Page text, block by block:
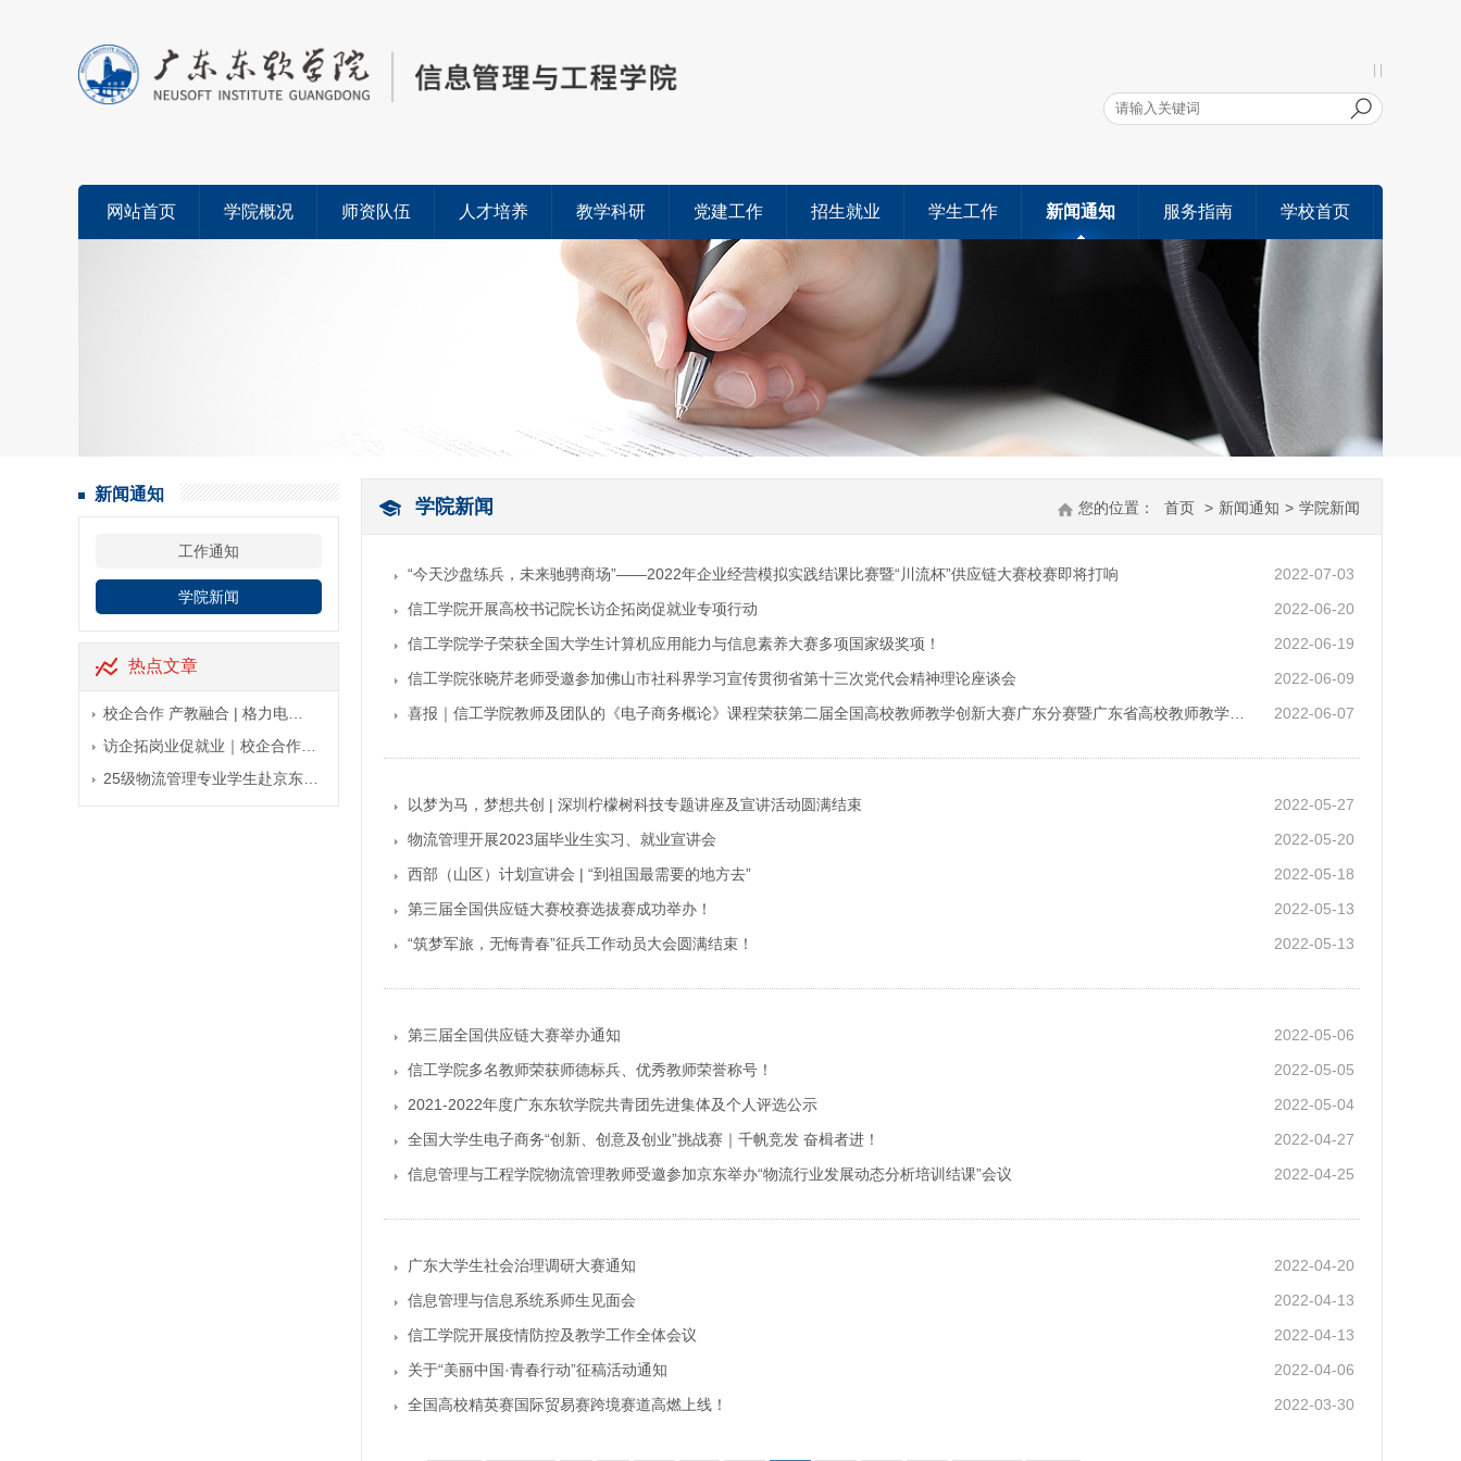
网站首页 学院概况 师资队伍 人才培养 教学科研 党建工作 招生就业 学生工作 新闻通知 服务指南 学校首页
新闻通知
工作通知
学院新闻
热点文章
校企合作 产教融合 | 格力电…
访企拓岗业促就业｜校企合作…
25级物流管理专业学生赴京东…
您的位置： 首页 > 新闻通知 > 学院新闻
学院新闻
2022-07-03
“今天沙盘练兵，未来驰骋商场”——2022年企业经营模拟实践结课比赛暨“川流杯”供应链大赛校赛即将打响
2022-06-20
信工学院开展高校书记院长访企拓岗促就业专项行动
2022-06-19
信工学院学子荣获全国大学生计算机应用能力与信息素养大赛多项国家级奖项！
2022-06-09
信工学院张晓芹老师受邀参加佛山市社科界学习宣传贯彻省第十三次党代会精神理论座谈会
2022-06-07
喜报｜信工学院教师及团队的《电子商务概论》课程荣获第二届全国高校教师教学创新大赛广东分赛暨广东省高校教师教学…
2022-05-27
以梦为马，梦想共创 | 深圳柠檬树科技专题讲座及宣讲活动圆满结束
2022-05-20
物流管理开展2023届毕业生实习、就业宣讲会
2022-05-18
西部（山区）计划宣讲会 | “到祖国最需要的地方去”
2022-05-13
第三届全国供应链大赛校赛选拔赛成功举办！
2022-05-13
“筑梦军旅，无悔青春”征兵工作动员大会圆满结束！
2022-05-06
第三届全国供应链大赛举办通知
2022-05-05
信工学院多名教师荣获师德标兵、优秀教师荣誉称号！
2022-05-04
2021-2022年度广东东软学院共青团先进集体及个人评选公示
2022-04-27
全国大学生电子商务“创新、创意及创业”挑战赛｜千帆竞发 奋楫者进！
2022-04-25
信息管理与工程学院物流管理教师受邀参加京东举办“物流行业发展动态分析培训结课”会议
2022-04-20
广东大学生社会治理调研大赛通知
2022-04-13
信息管理与信息系统系师生见面会
2022-04-13
信工学院开展疫情防控及教学工作全体会议
2022-04-06
关于“美丽中国·青春行动”征稿活动通知
2022-03-30
全国高校精英赛国际贸易赛跨境赛道高燃上线！